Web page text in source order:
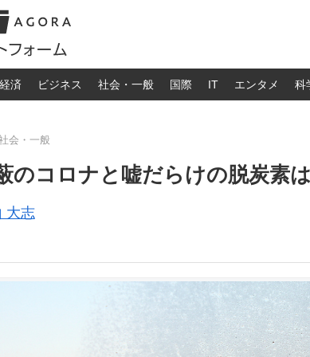
経済 ビジネス 社会・一般 国際 IT エンタメ 科
会・一般
のコロナと嘘だらけの脱炭素
大志